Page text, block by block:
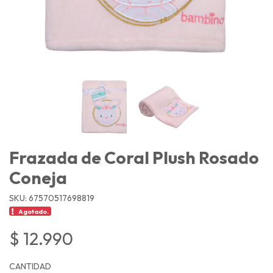
Frazada de Coral Plush Rosado
Coneja
SKU: 67570517698819
Agotado.
$ 12.990
CANTIDAD